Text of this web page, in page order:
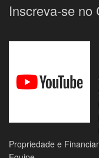
Inscreva-se no
Propriedade e